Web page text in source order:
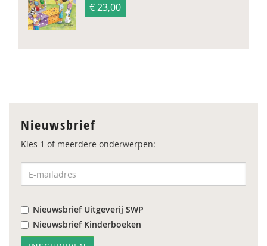
€ 23,00
Nieuwsbrief
Kies 1 of meerdere onderwerpen:
Nieuwsbrief Uitgeverij SWP
Nieuwsbrief Kinderboeken